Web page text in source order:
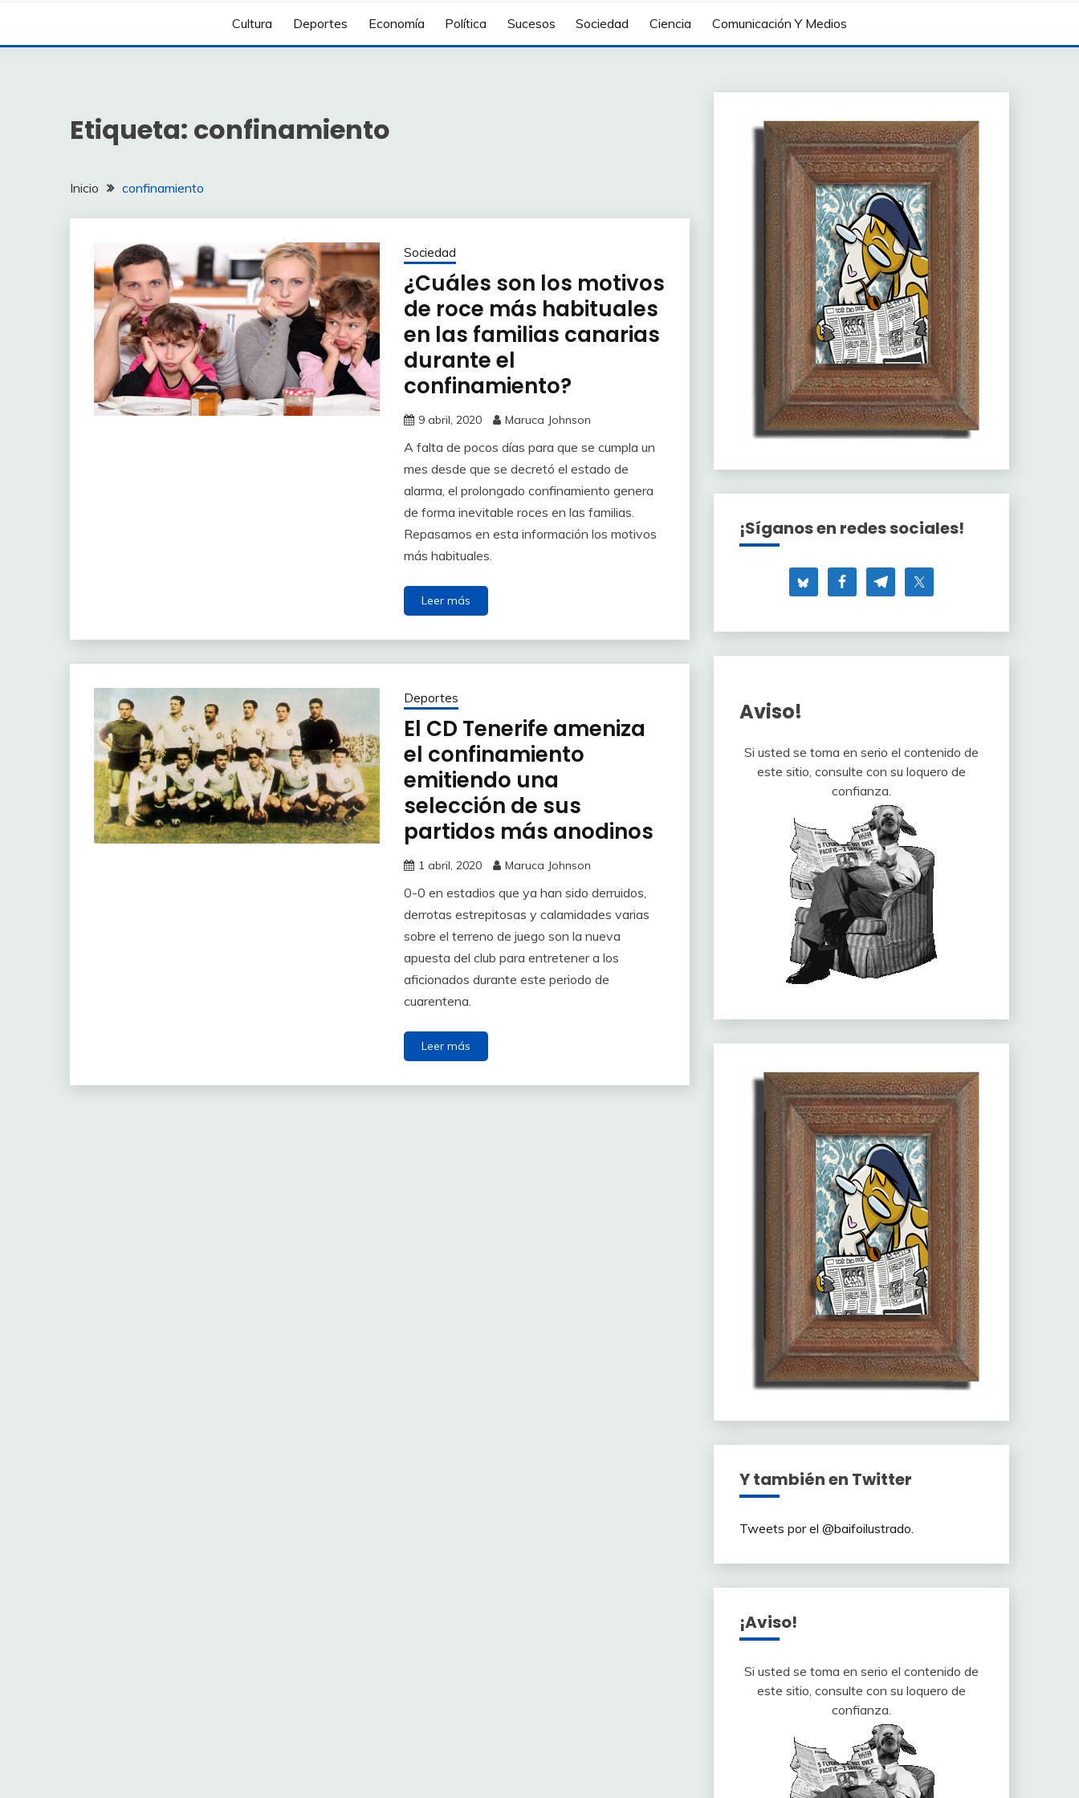
Cultura Deportes Economía Política Sucesos Sociedad Ciencia Comunicación Y Medios
Etiqueta: confinamiento
Inicio confinamiento
Sociedad
¿Cuáles son los motivos
de roce más habituales
en las familias canarias
durante el
confinamiento?
9 abril, 2020 Maruca Johnson
A falta de pocos días para que se cumpla un
mes desde que se decretó el estado de
alarma, el prolongado confinamiento genera
de forma inevitable roces en las familias.
Repasamos en esta información los motivos
más habituales.
Leer más
Deportes
El CD Tenerife ameniza
el confinamiento
emitiendo una
selección de sus
partidos más anodinos
1 abril, 2020 Maruca Johnson
0-0 en estadios que ya han sido derruidos,
derrotas estrepitosas y calamidades varias
sobre el terreno de juego son la nueva
apuesta del club para entretener a los
aficionados durante este periodo de
cuarentena.
Leer más
¡Síganos en redes sociales!
Aviso!
Si usted se toma en serio el contenido de
este sitio, consulte con su loquero de
confianza.
Y también en Twitter
Tweets por el @baifoilustrado.
¡Aviso!
Si usted se toma en serio el contenido de
este sitio, consulte con su loquero de
confianza.